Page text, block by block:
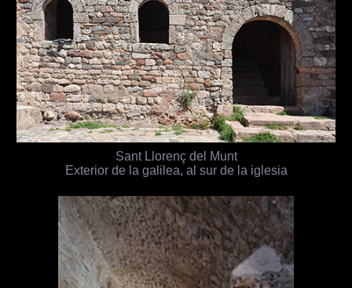
Sant Llorenç del Munt
Exterior de la galilea, al sur de la iglesia